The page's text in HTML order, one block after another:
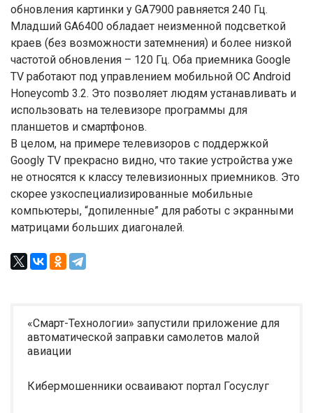
обновления картинки у GA7900 равняется 240 Гц.
Младший GA6400 обладает неизменной подсветкой
краев (без возможности затемнения) и более низкой
частотой обновления – 120 Гц. Оба приемника Google
TV работают под управлением мобильной ОС Android
Honeycomb 3.2. Это позволяет людям устанавливать и
использовать на телевизоре программы для
планшетов и смартфонов.
В целом, на примере телевизоров с поддержкой
Googlу TV прекрасно видно, что такие устройства уже
не относятся к классу телевизионных приемников. Это
скорее узкоспециализированные мобильные
компьютеры, “допиленные” для работы с экранными
матрицами больших диагоналей.
«Смарт-Технологии» запустили приложение для
автоматической заправки самолетов малой
авиации
Кибермошенники осваивают портал Госуслуг